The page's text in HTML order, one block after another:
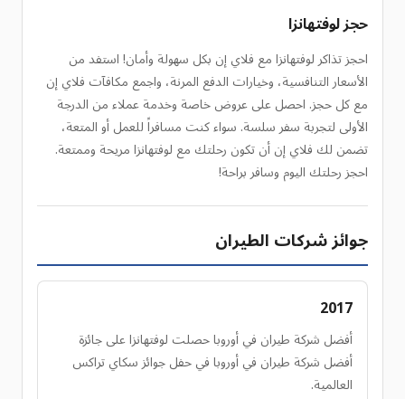
حجز لوفتهانزا
احجز تذاكر لوفتهانزا مع فلاي إن بكل سهولة وأمان! استفد من
الأسعار التنافسية، وخيارات الدفع المرنة، واجمع مكافآت فلاي إن
مع كل حجز. احصل على عروض خاصة وخدمة عملاء من الدرجة
الأولى لتجربة سفر سلسة. سواء كنت مسافراً للعمل أو المتعة،
تضمن لك فلاي إن أن تكون رحلتك مع لوفتهانزا مريحة وممتعة.
احجز رحلتك اليوم وسافر براحة!
جوائز شركات الطيران
2017
أفضل شركة طيران في أوروبا حصلت لوفتهانزا على جائزة
أفضل شركة طيران في أوروبا في حفل جوائز سكاي تراكس
العالمية.